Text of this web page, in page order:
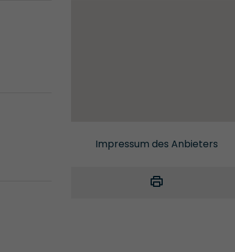
Impressum des Anbieters